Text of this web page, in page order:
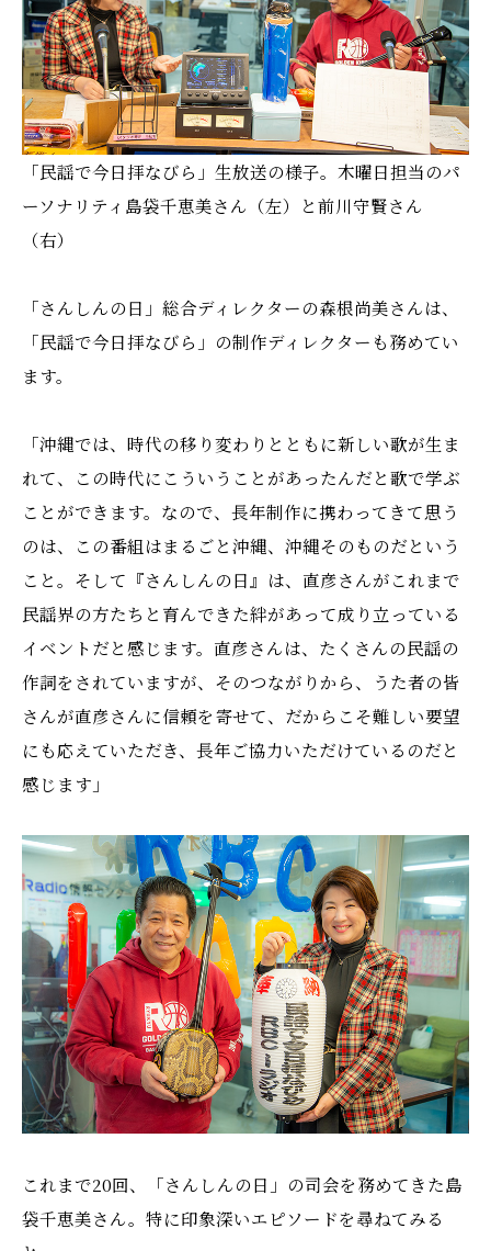
「民謡で今日拝なびら」生放送の様子。木曜日担当のパ
ーソナリティ島袋千恵美さん（左）と前川守賢さん
（右）
「さんしんの日」総合ディレクターの森根尚美さんは、
「民謡で今日拝なびら」の制作ディレクターも務めてい
ます。
「沖縄では、時代の移り変わりとともに新しい歌が生ま
れて、この時代にこういうことがあったんだと歌で学ぶ
ことができます。なので、長年制作に携わってきて思う
のは、この番組はまるごと沖縄、沖縄そのものだという
こと。そして『さんしんの日』は、直彦さんがこれまで
民謡界の方たちと育んできた絆があって成り立っている
イベントだと感じます。直彦さんは、たくさんの民謡の
作詞をされていますが、そのつながりから、うた者の皆
さんが直彦さんに信頼を寄せて、だからこそ難しい要望
にも応えていただき、長年ご協力いただけているのだと
感じます」
これまで20回、「さんしんの日」の司会を務めてきた島
袋千恵美さん。特に印象深いエピソードを尋ねてみる